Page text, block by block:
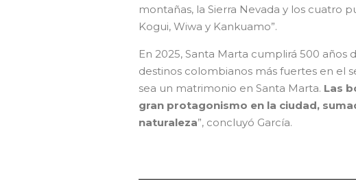
montañas, la Sierra Nevada y los cuatro
Kogui, Wiwa y Kankuamo”.
En 2025, Santa Marta cumplirá 500
destinos colombianos más fuertes en el
sea un matrimonio en Santa Marta. Las
gran protagonismo en la ciudad,
naturaleza”, concluyó García.